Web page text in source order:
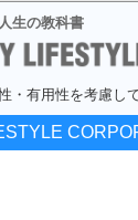
人生の教科書
・有用性を考慮し